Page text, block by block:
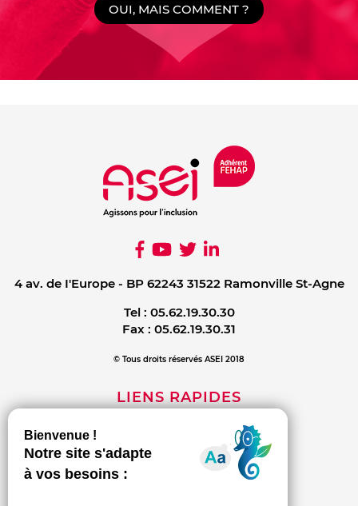
OUI, MAIS COMMENT ?
4 av. de I'Europe - BP 62243 31522 Ramonville St-Agne
Tel : 05.62.19.30.30
Fax : 05.62.19.30.31
© Tous droits réservés ASEI 2018
LIENS RAPIDES
Politique de confidentialité